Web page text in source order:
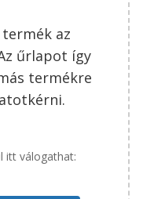
termék az
űrlapot így
termékre
itt válogathat: